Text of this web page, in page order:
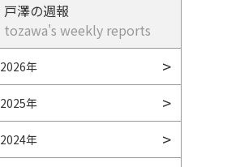
戸澤の週報
tozawa's weekly reports
2026年
2025年
2024年